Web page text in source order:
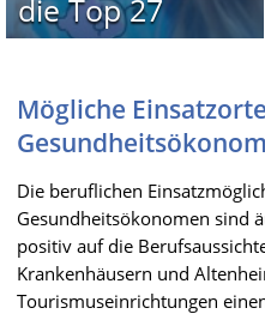
die Top 27
Mögliche
Die beruflichen
Gesundheitsökonomen sind
positiv auf die
Krankenhäusern und
Tourismuseinrichtungen